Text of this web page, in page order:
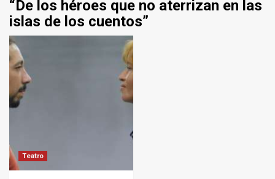
“De los héroes que no aterrizan en las
islas de los cuentos”
Teatro